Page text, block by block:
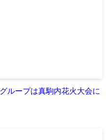
ループは真駒内花火大会に